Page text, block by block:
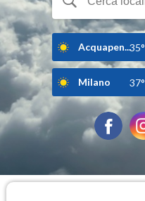
Acquapen...35°
Milano 37°